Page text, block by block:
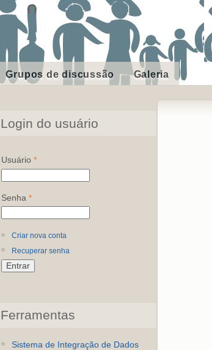
Grupos de discussão Galeria
Login do usuário
Usuário*
Senha*
Criar nova conta
Recuperar senha
Ferramentas
Sistema de Integração de Dados